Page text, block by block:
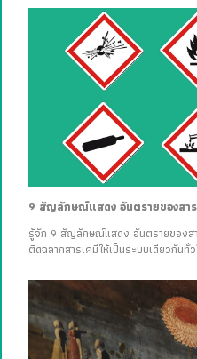
9 สัญลักษณ์แสดง อันตรายของสา
รู้จัก 9 สัญลักษณ์แสดง อันตรายของส
ติดฉลากสารเคมีให้เป็นระบบเดียวกัน